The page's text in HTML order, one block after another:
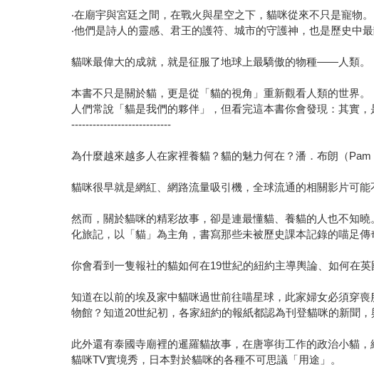
‧在廟宇與宮廷之間，在戰火與星空之下，貓咪從來不只是寵物。
‧他們是詩人的靈感、君王的護符、城市的守護神，也是歷史中最
貓咪最偉大的成就，就是征服了地球上最驕傲的物種——人類。
本書不只是關於貓，更是從「貓的視角」重新觀看人類的世界。
人們常說「貓是我們的夥伴」，但看完這本書你會發現：其實，
----------------------------
為什麼越來越多人在家裡養貓？貓的魅力何在？潘．布朗（Pam
貓咪很早就是網紅、網路流量吸引機，全球流通的相關影片可能
然而，關於貓咪的精彩故事，卻是連最懂貓、養貓的人也不知
化旅記，以「貓」為主角，書寫那些未被歷史課本記錄的喵足傳
你會看到一隻報社的貓如何在19世紀的紐約主導輿論、如何在
知道在以前的埃及家中貓咪過世前往喵星球，此家婦女必須穿
物館？知道20世紀初，各家紐約的報紙都認為刊登貓咪的新聞
此外還有泰國寺廟裡的暹羅貓故事，在唐寧街工作的政治小貓
貓咪TV實境秀，日本對於貓咪的各種不可思議「用途」。